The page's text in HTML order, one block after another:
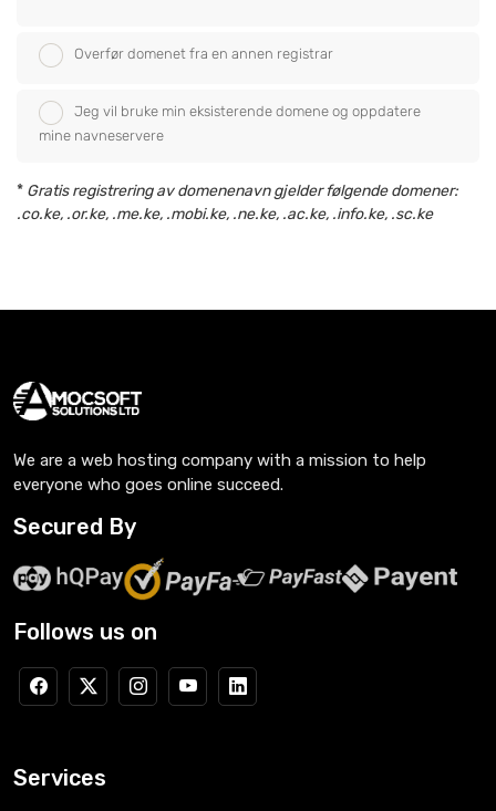
Overfør domenet fra en annen registrar
Jeg vil bruke min eksisterende domene og oppdatere
mine navneservere
* Gratis registrering av domenenavn gjelder følgende domener:
.co.ke, .or.ke, .me.ke, .mobi.ke, .ne.ke, .ac.ke, .info.ke, .sc.ke
We are a web hosting company with a mission to help
everyone who goes online succeed.
Secured By
Follows us on
Services